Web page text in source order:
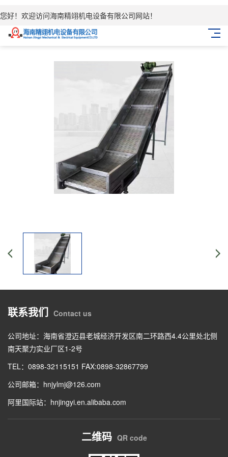
您好！欢迎访问海南精翊机电设备有限公司网站！
联系我们 Contact us
公司地址：海南省澄迈县老城经济开发区南二环路西4.4公里处北侧
南天聚力实业厂区1-2号
TEL：0898-32115151 FAX:0898-32867799
公司邮箱：hnjylmj@126.com
阿里国际站：hnjingyi.en.alibaba.com
二维码 QR code